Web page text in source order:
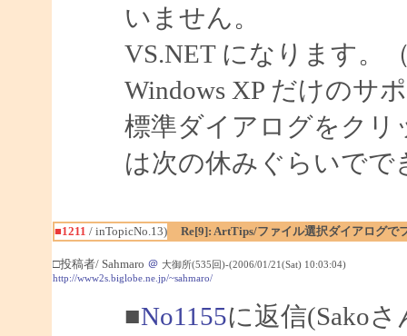
いません。
VS.NET になります。
Windows XP だけのサ
標準ダイアログをク
は次の休みぐらいでで
■1211 / inTopicNo.13) Re[9]: ArtTips/ファイル選択ダイアログで
□投稿者/ Sahmaro ＠ 大御所(535回)-(2006/01/21(Sat) 10:03:04)
http://www2s.biglobe.ne.jp/~sahmaro/
■No1155に返信(Sako